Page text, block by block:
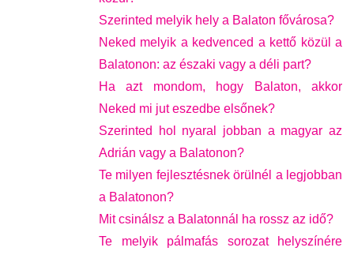
Szerinted melyik hely a Balaton fővárosa?
Neked melyik a kedvenced a kettő közül a
Balatonon: az északi vagy a déli part?
Ha azt mondom, hogy Balaton, akkor
Neked mi jut eszedbe elsőnek?
Szerinted hol nyaral jobban a magyar az
Adrián vagy a Balatonon?
Te milyen fejlesztésnek örülnél a legjobban
a Balatonon?
Mit csinálsz a Balatonnál ha rossz az idő?
Te melyik pálmafás sorozat helyszínére